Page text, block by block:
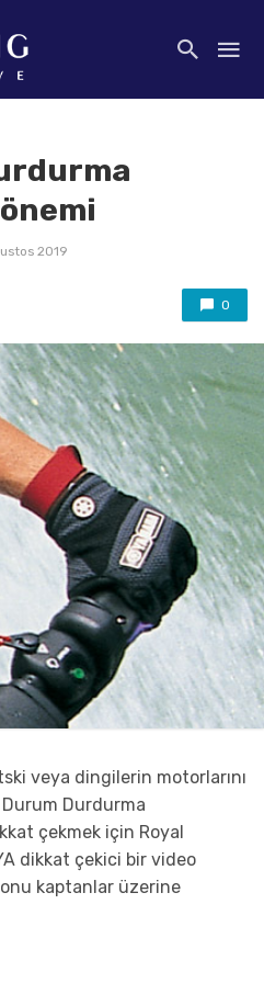
2019
0
veya dingilerin motorlarını
Durdurma
çekmek için Royal
dikkat çekici bir video
kaptanlar üzerine